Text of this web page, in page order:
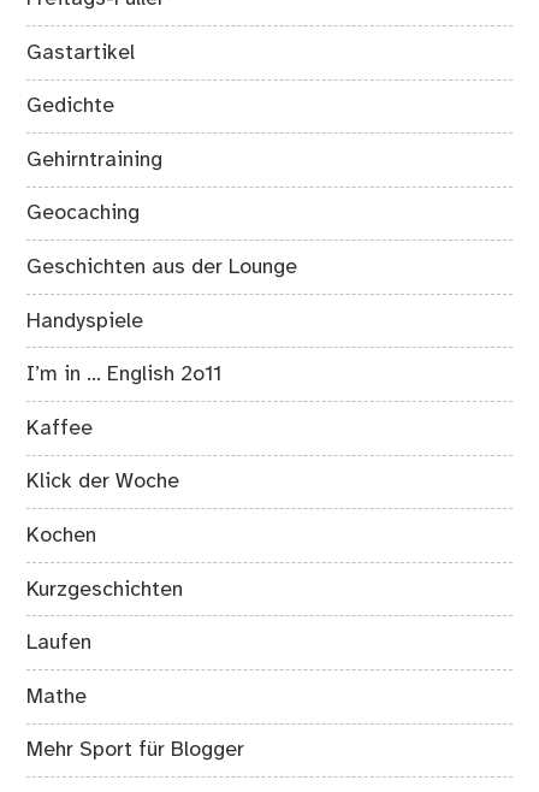
Gastartikel
Gedichte
Gehirntraining
Geocaching
Geschichten aus der Lounge
Handyspiele
I’m in … English 2o11
Kaffee
Klick der Woche
Kochen
Kurzgeschichten
Laufen
Mathe
Mehr Sport für Blogger